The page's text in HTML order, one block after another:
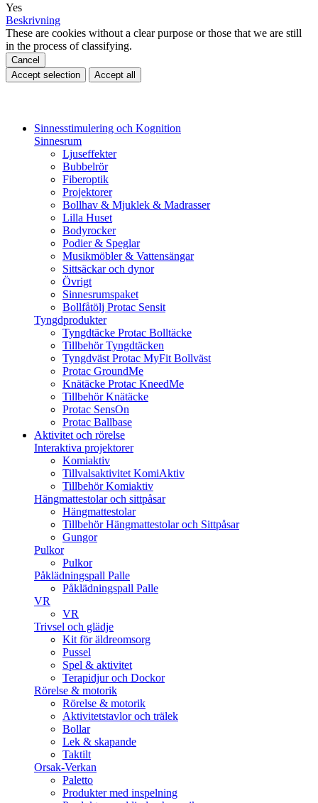
Yes
Beskrivning
These are cookies without a clear purpose or those that we are still
in the process of classifying.
Cancel
Accept selection
Accept all
Sinnesstimulering och Kognition
Sinnesrum
Ljuseffekter
Bubbelrör
Fiberoptik
Projektorer
Bollhav & Mjuklek & Madrasser
Lilla Huset
Bodyrocker
Podier & Speglar
Musikmöbler & Vattensängar
Sittsäckar och dynor
Övrigt
Sinnesrumspaket
Bollfåtölj Protac Sensit
Tyngdprodukter
Tyngdtäcke Protac Bolltäcke
Tillbehör Tyngdtäcken
Tyngdväst Protac MyFit Bollväst
Protac GroundMe
Knätäcke Protac KneedMe
Tillbehör Knätäcke
Protac SensOn
Protac Ballbase
Aktivitet och rörelse
Interaktiva projektorer
Komiaktiv
Tillvalsaktivitet KomiAktiv
Tillbehör Komiaktiv
Hängmattestolar och sittpåsar
Hängmattestolar
Tillbehör Hängmattestolar och Sittpåsar
Gungor
Pulkor
Pulkor
Påklädningspall Palle
Påklädningspall Palle
VR
VR
Trivsel och glädje
Kit för äldreomsorg
Pussel
Spel & aktivitet
Terapidjur och Dockor
Rörelse & motorik
Rörelse & motorik
Aktivitetstavlor och trälek
Bollar
Lek & skapande
Taktilt
Orsak-Verkan
Paletto
Produkter med inspelning